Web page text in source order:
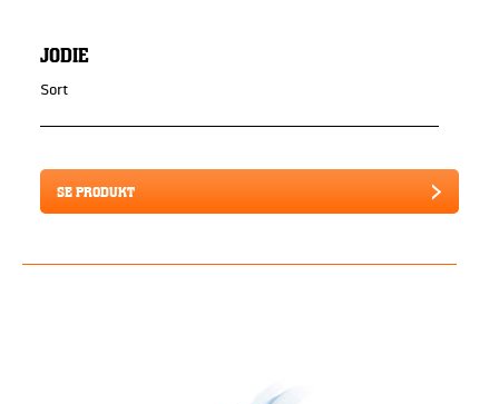
JODIE
Sort
SE PRODUKT